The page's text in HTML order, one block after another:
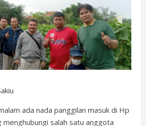
ada nada panggilan masuk di Hp
menghubungi salah satu anggota